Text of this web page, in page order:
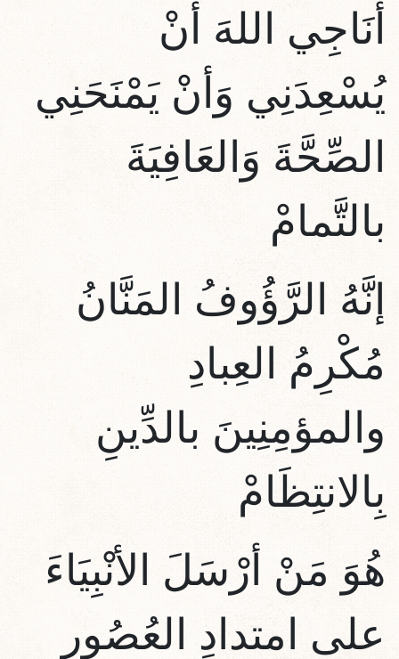
أنَاجِي اللهَ أنْ
يُسْعِدَنِي وَأنْ يَمْنَحَنِي
الصِّحَّةَ وَالعَافِيَة
بالتَّمامْ
إنَّهُ الرَّؤُوفُ المَنَّانُ
مُكْرِمُ العِبادِ
والمؤمِنِينَ بالدِّينِ
بِالانتِظَامْ
هُوَ مَنْ أرْسَلَ الأنْبِيَاءَ
على امتدادِ العُصُورِ